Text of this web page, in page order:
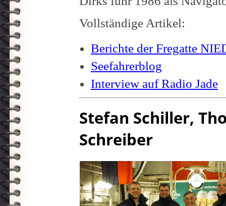
Vollständige Artikel:
Berichte der Fregatte
Seefahrerblog
Interview auf Radio Jade
Stefan Schiller,
Schreiber